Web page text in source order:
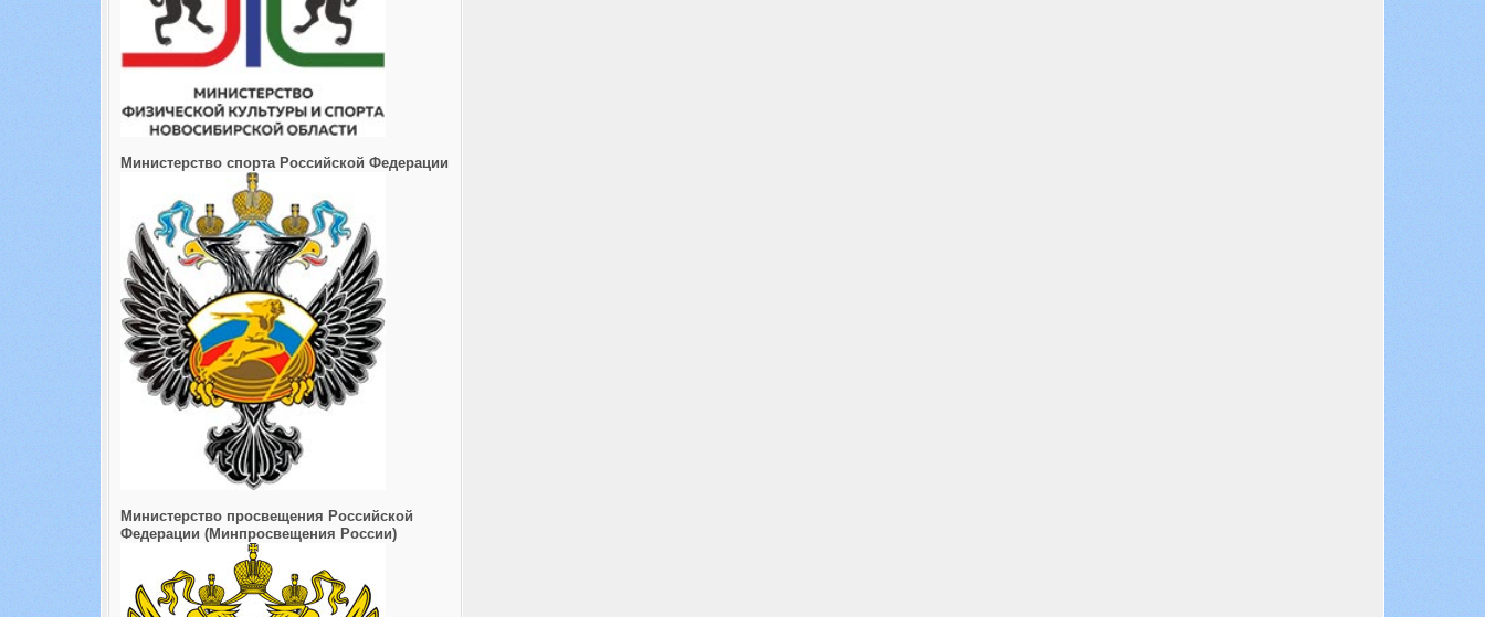
Министерство спорта Российской Федерации
Министерство просвещения Российской
Федерации (Минпросвещения России)